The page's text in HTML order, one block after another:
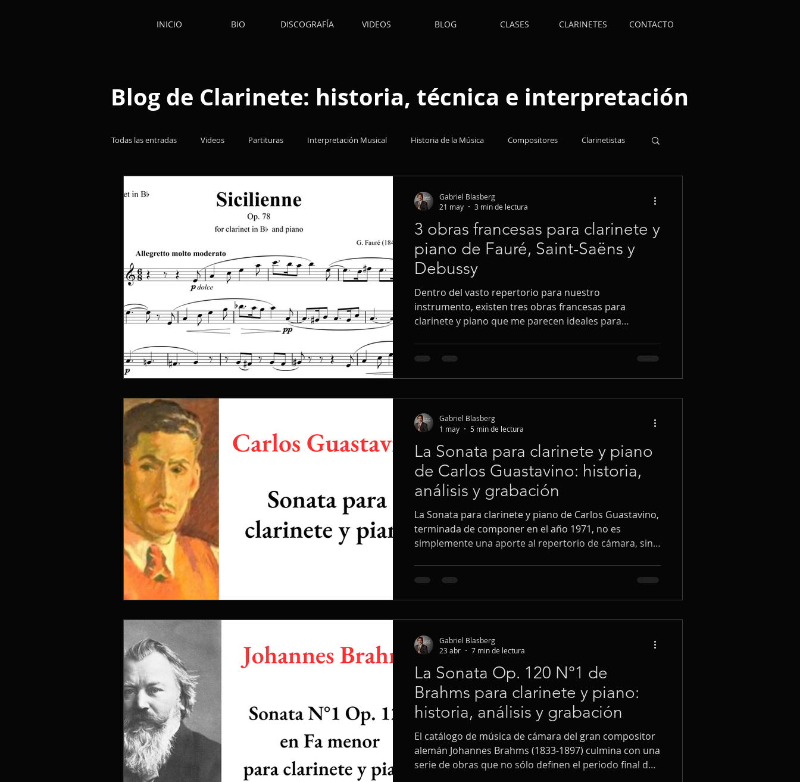
INICIO BIO DISCOGRAFÍA VIDEOS BLOG CLASES CLARINETES CONTACTO
Blog de Clarinete: historia, técnica e interpretación
Todas las entradas Videos Partituras Interpretación Musical Historia de la Música Compositores Clarinetistas
Clarinetes
3 obras francesas para clarinete y
piano de Fauré, Saint-Saëns y
Debussy
Dentro del vasto repertorio para nuestro
instrumento, existen tres obras francesas para
clarinete y piano que me parecen ideales para
intermedio, abordar transcripciones de piezas
icónicas es una excelente manera de desarrollar la
Gabriel Blasberg
21 may
3 min de lectura
La Sonata para clarinete y piano
de Carlos Guastavino: historia,
análisis y grabación
La Sonata para clarinete y piano de Carlos Guastavino,
terminada de componer en el año 1971, no es
simplemente una aporte al repertorio de cámara, sino
forma clásica y la primacía de la melodía como
vehículo de comunicación emocional.
Gabriel Blasberg
1 may
5 min de lectura
La Sonata Op. 120 N°1 de
Brahms para clarinete y piano:
historia, análisis y grabación
El catálogo de música de cámara del gran compositor
alemán Johannes Brahms (1833-1897) culmina con una
serie de obras que no sólo definen el periodo final de
Gabriel Blasberg
23 abr
7 min de lectura